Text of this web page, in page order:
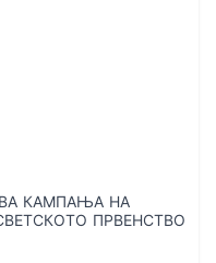
КАМПАЊА НА
ПРВЕНСТВО